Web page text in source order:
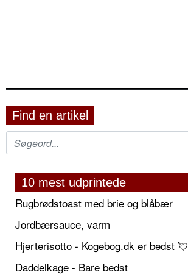
Find en artikel
10 mest udprintede
Rugbrødstoast med brie og blåbær
Jordbærsauce, varm
Hjerterisotto - Kogebog.dk er bedst 💘
Daddelkage - Bare bedst